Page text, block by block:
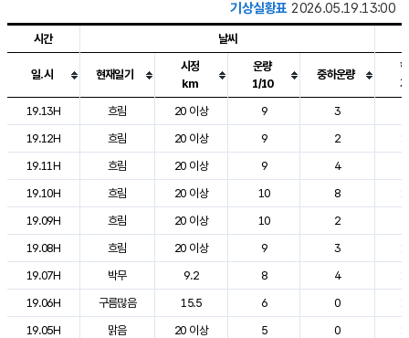
기상실황표 2026.05.19.13:00
도시별 기상실황표로 지점, 날씨, 기온, 강수, 바람, 기압등을 안내한 표입
시간 날씨
일.시 현재일기
시정
km
운량
1/10
중하운량
19.13H
흐림 20 이상 9 3
19.12H
흐림 20 이상 9 2
19.11H
흐림 20 이상 9 4
19.10H
흐림 20 이상 10 8
19.09H
흐림 20 이상 10 2
19.08H
흐림 20 이상 9 3
19.07H
박무 9.2 8 4
19.06H
구름많음 15.5 6 0
19.05H
맑음 20 이상 5 0